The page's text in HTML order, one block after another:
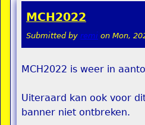
MCH2022
Submitted by remi on Mon,
MCH2022 is weer in
Uiteraard kan ook voor
banner niet ontbreken.